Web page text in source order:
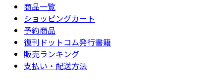
商品一覧
ショッピングカート
予約商品
復刊ドットコム発行書籍
販売ランキング
支払い・配送方法